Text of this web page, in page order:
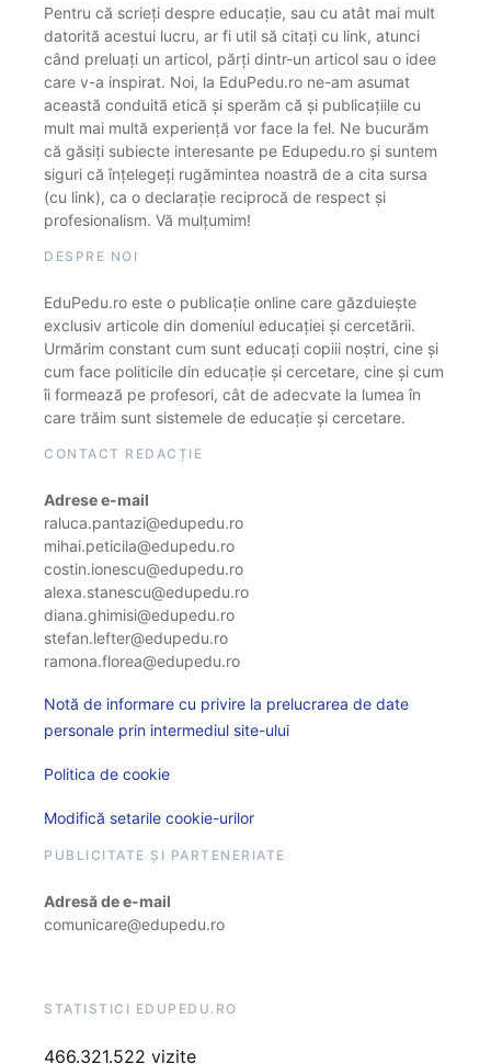
Pentru că scrieți despre educație, sau cu atât mai mult
datorită acestui lucru, ar fi util să citați cu link, atunci
când preluați un articol, părți dintr-un articol sau o idee
care v-a inspirat. Noi, la EduPedu.ro ne-am asumat
această conduită etică și sperăm că și publicațiile cu
mult mai multă experiență vor face la fel. Ne bucurăm
că găsiți subiecte interesante pe Edupedu.ro și suntem
siguri că înțelegeți rugămintea noastră de a cita sursa
(cu link), ca o declarație reciprocă de respect și
profesionalism. Vă mulțumim!
DESPRE NOI
EduPedu.ro este o publicație online care găzduiește
exclusiv articole din domeniul educației și cercetării.
Urmărim constant cum sunt educați copiii noștri, cine și
cum face politicile din educație și cercetare, cine și cum
îi formează pe profesori, cât de adecvate la lumea în
care trăim sunt sistemele de educație și cercetare.
CONTACT REDACȚIE
Adrese e-mail
raluca.pantazi@edupedu.ro
mihai.peticila@edupedu.ro
costin.ionescu@edupedu.ro
alexa.stanescu@edupedu.ro
diana.ghimisi@edupedu.ro
stefan.lefter@edupedu.ro
ramona.florea@edupedu.ro
Notă de informare cu privire la prelucrarea de date
personale prin intermediul site-ului
Politica de cookie
Modifică setarile cookie-urilor
PUBLICITATE ȘI PARTENERIATE
Adresă de e-mail
comunicare@edupedu.ro
STATISTICI EDUPEDU.RO
466.321.522 vizite